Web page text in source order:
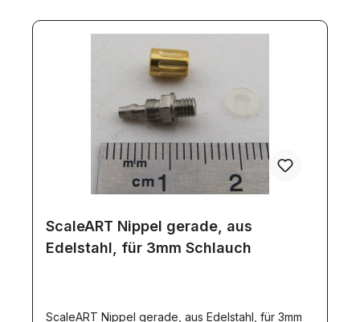
ScaleART Nippel gerade, aus
Edelstahl, für 3mm Schlauch
ScaleART Nippel gerade, aus Edelstahl, für 3mm